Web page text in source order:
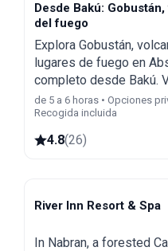
Desde Bakú:
del fuego
Explora Gobustán,
lugares de fuego en
completo desde Bakú.
petrolífero, el Templo
Yanardag.
de 5 a 6 horas • Opciones
Recogida incluida
4.8(26)
Nabran
River Inn Resort & Spa
In Nabran, a forested